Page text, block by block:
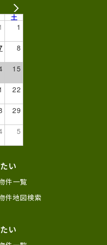
土
1
8
15
22
29
5
い
件一覧
件地図検索
い